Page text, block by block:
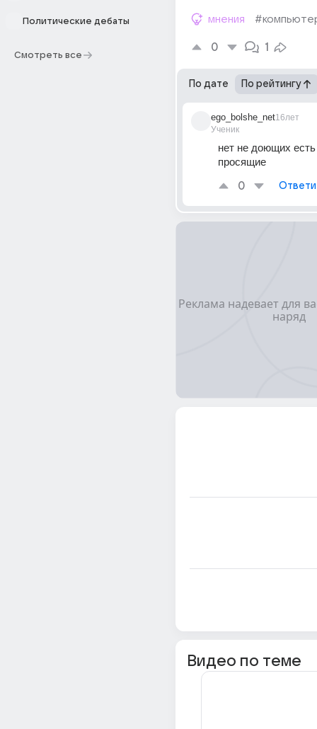
Политические дебаты
Смотреть все
мнения
0 1
По дате По рейтингу
ego_bolshe_net
Ученик
16лет
нет не доющих
просящие
0
Видео по теме